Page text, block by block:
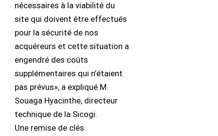
nécessaires à la viabilité du
site qui doivent être effectués
pour la sécurité de nos
acquéreurs et cette situation a
engendré des coûts
supplémentaires qui n’étaient
pas prévus», a expliqué M.
Souaga Hyacinthe, directeur
technique de la Sicogi.
Une remise de clés